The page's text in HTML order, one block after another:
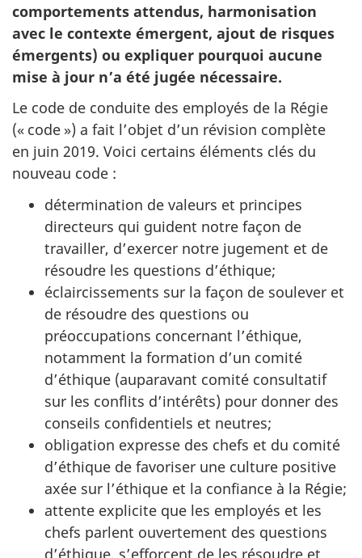
comportements attendus, harmonisation
avec le contexte émergent, ajout de risques
émergents) ou expliquer pourquoi aucune
mise à jour n’a été jugée nécessaire.
Le code de conduite des employés de la Régie
(« code ») a fait l’objet d’un révision complète
en juin 2019. Voici certains éléments clés du
nouveau code :
détermination de valeurs et principes
directeurs qui guident notre façon de
travailler, d’exercer notre jugement et de
résoudre les questions d’éthique;
éclaircissements sur la façon de soulever et
de résoudre des questions ou
préoccupations concernant l’éthique,
notamment la formation d’un comité
d’éthique (auparavant comité consultatif
sur les conflits d’intérêts) pour donner des
conseils confidentiels et neutres;
obligation expresse des chefs et du comité
d’éthique de favoriser une culture positive
axée sur l’éthique et la confiance à la Régie;
attente explicite que les employés et les
chefs parlent ouvertement des questions
d’éthique, s’efforcent de les résoudre et